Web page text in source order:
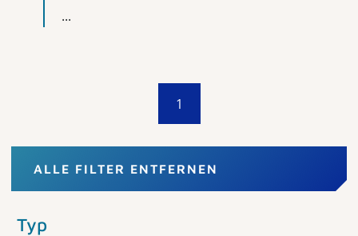
...
1
ALLE FILTER ENTFERNEN
Typ